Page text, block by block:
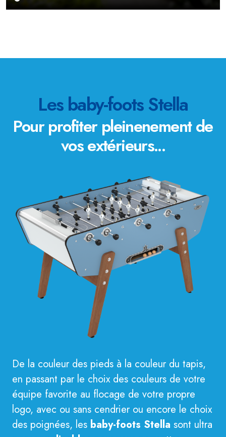
Les baby-foots Stella
Pour profiter pleinenement de
vos extérieurs...
De la couleur des pieds à la couleur du tapis,
en passant par le choix des couleurs de votre
équipe favorite au flocage de votre propre
logo, avec ou sans cendrier ou encore le choix
des poignées, les baby-foots Stella sont ultra